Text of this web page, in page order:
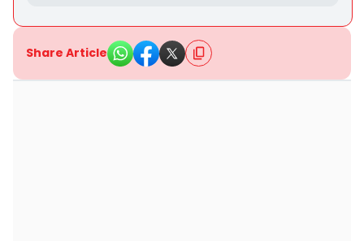
Share Article